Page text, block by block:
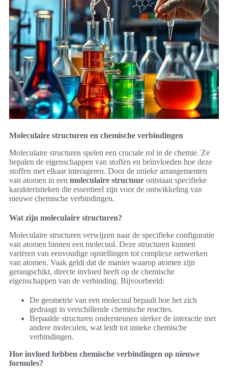
Moleculaire structuren en chemische verbindingen
Moleculaire structuren spelen een cruciale rol in de chemie. Ze
bepalen de eigenschappen van stoffen en beïnvloeden hoe deze
stoffen met elkaar interageren. Door de unieke arrangementen
van atomen in een moleculaire structuur ontstaan specifieke
karakteristieken die essentieel zijn voor de ontwikkeling van
nieuwe chemische verbindingen.
Wat zijn moleculaire structuren?
Moleculaire structuren verwijzen naar de specifieke configuratie
van atomen binnen een molecuul. Deze structuren kunnen
variëren van eenvoudige opstellingen tot complexe netwerken
van atomen. Vaak geldt dat de manier waarop atomen zijn
gerangschikt, directe invloed heeft op de chemische
eigenschappen van de verbinding. Bijvoorbeeld:
De geometrie van een molecuul bepaalt hoe het zich
gedraagt in verschillende chemische reacties.
Bepaalde structuren ondersteunen sterker de interactie met
andere moleculen, wat leidt tot unieke chemische
verbindingen.
Hoe invloed hebben chemische verbindingen op nieuwe
formules?